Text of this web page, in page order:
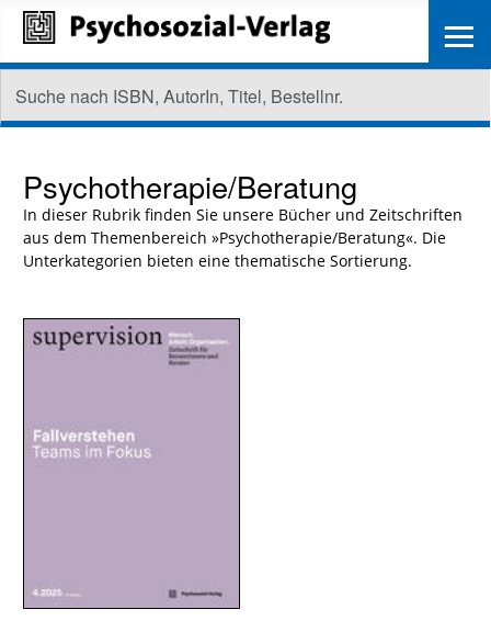
Psychotherapie/Beratung
In dieser Rubrik finden Sie unsere Bücher und Zeitschriften
aus dem Themenbereich »Psychotherapie/Beratung«. Die
Unterkategorien bieten eine thematische Sortierung.
≡